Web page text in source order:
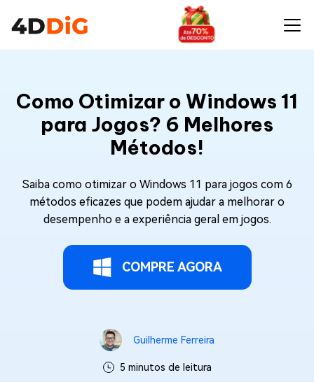
Como Otimizar o Windows 11
para Jogos? 6 Melhores
Métodos!
Saiba como otimizar o Windows 11 para jogos com 6
métodos eficazes que podem ajudar a melhorar o
desempenho e a experiência geral em jogos.
COMPRE AGORA
Guilherme Ferreira
5 minutos de leitura